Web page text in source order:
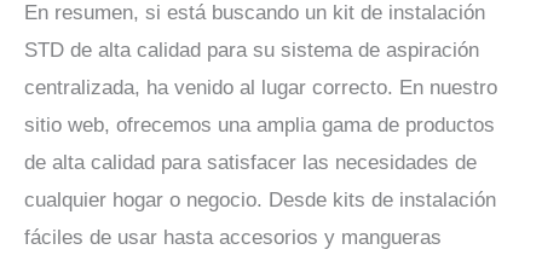
En resumen, si está buscando un kit de instalación
STD de alta calidad para su sistema de aspiración
centralizada, ha venido al lugar correcto. En nuestro
sitio web, ofrecemos una amplia gama de productos
de alta calidad para satisfacer las necesidades de
cualquier hogar o negocio. Desde kits de instalación
fáciles de usar hasta accesorios y mangueras